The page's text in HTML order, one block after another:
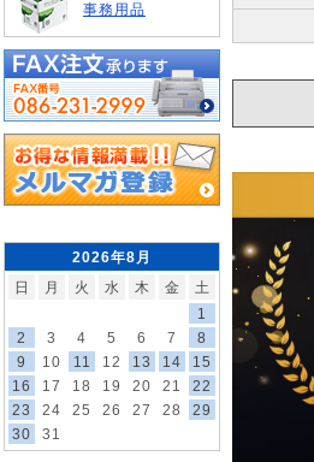
事務用品
2026年8月
日
月 火 水 木 金
土
1
2
3 4 5 6 7
8
9
10 11 12 13 14
15
16
17 18 19 20 21
22
23
24 25 26 27 28
29
30
31